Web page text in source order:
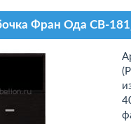
Фран Ода СВ-